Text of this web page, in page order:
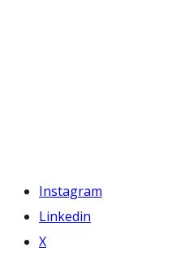
Instagram
Linkedin
X